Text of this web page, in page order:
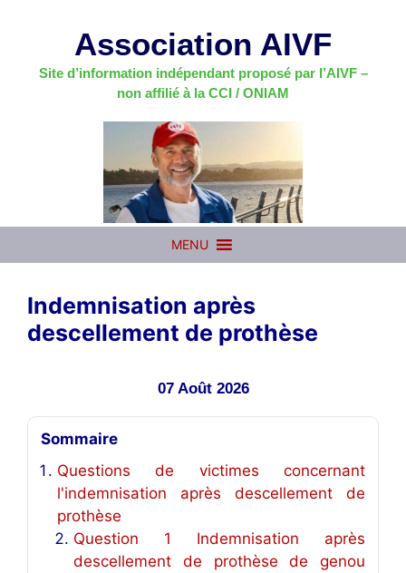
Association AIVF
Site d’information indépendant proposé par l’AIVF –
non affilié à la CCI / ONIAM
MENU
Indemnisation après
descellement de prothèse
07 Août 2026
Sommaire
Questions de victimes concernant
l'indemnisation après descellement de
prothèse
Question 1 Indemnisation après
descellement de prothèse de genou